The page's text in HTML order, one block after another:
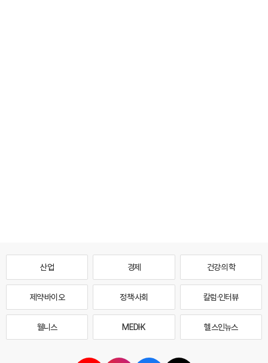
산업 경제 건강·의학
제약·바이오 정책·사회 칼럼·인터뷰
웰니스 MEDI·K 헬스인뉴스